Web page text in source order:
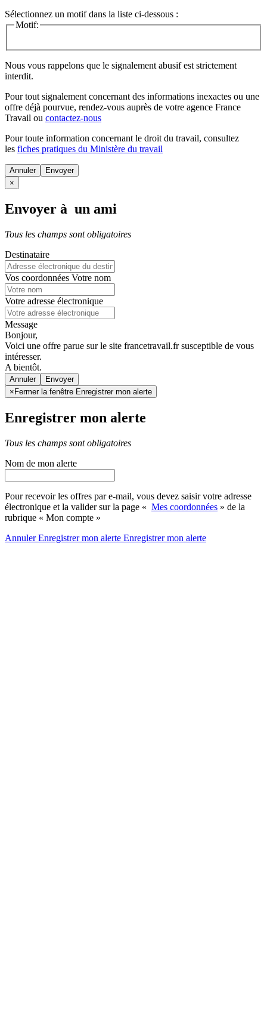
Sélectionnez un motif dans la liste ci-dessous :
Motif:
Nous vous rappelons que le signalement abusif est strictement
interdit.
Pour tout signalement concernant des informations inexactes ou une
offre déjà pourvue, rendez-vous auprès de votre agence France
Travail ou contactez-nous
Pour toute information concernant le droit du travail, consultez
les fiches pratiques du Ministère du travail
Annuler
×
Envoyer à un ami
Tous les champs sont obligatoires
Destinataire
Vos coordonnées Votre nom
Votre adresse électronique
Message
Bonjour,
Voici une offre parue sur le site francetravail.fr susceptible de vous
intéresser.
A bientôt.
Annuler
× Fermer la fenêtre Enregistrer mon alerte
Enregistrer mon alerte
Tous les champs sont obligatoires
Nom de mon alerte
Pour recevoir les offres par e-mail, vous devez saisir votre adresse
électronique et la valider sur la page « Mes coordonnées » de la
rubrique « Mon compte »
AnnulerEnregistrer mon alerte Enregistrermon alerte